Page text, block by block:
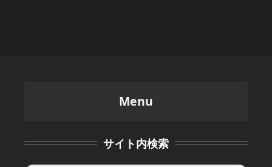
Menu
サイト内検索